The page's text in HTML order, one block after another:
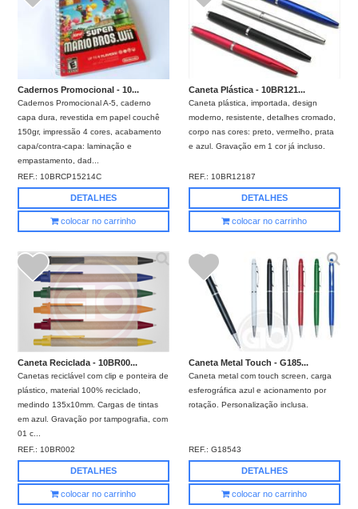
Cadernos Promocional - 10...
Cadernos Promocional A-5, caderno
capa dura, revestida em papel couchê
150gr, impressão 4 cores, acabamento
capa/contra-capa: laminação e
empastamento, dad...
REF.: 10BRCP15214C
DETALHES
colocar no carrinho
Caneta Plástica - 10BR121...
Caneta plástica, importada, design
moderno, resistente, detalhes cromado,
corpo nas cores: preto, vermelho, prata
e azul. Gravação em 1 cor já incluso.
REF.: 10BR12187
DETALHES
colocar no carrinho
Caneta Reciclada - 10BR00...
Canetas reciclável com clip e ponteira de
plástico, material 100% reciclado,
medindo 135x10mm. Cargas de tintas
em azul. Gravação por tampografia, com
01 c...
REF.:10BR002
DETALHES
colocar no carrinho
Caneta Metal Touch - G185...
Caneta metal com touch screen, carga
esferográfica azul e acionamento por
rotação. Personalização inclusa.
REF.:G18543
DETALHES
colocar no carrinho